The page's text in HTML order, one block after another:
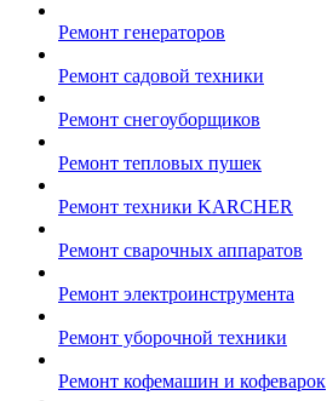
Ремонт генераторов
Ремонт садовой техники
Ремонт снегоуборщиков
Ремонт тепловых пушек
Ремонт техники KARCHER
Ремонт сварочных аппаратов
Ремонт электроинструмента
Ремонт уборочной техники
Ремонт кофемашин и кофеварок